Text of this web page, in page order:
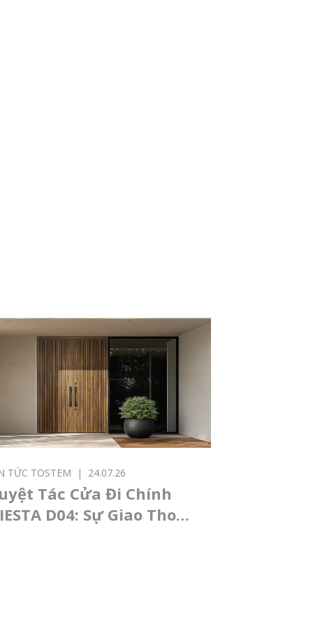
TỨC TOSTEM | 24.07.26
Tác Cửa Đi Chính
D04: Sự Giao Thoa